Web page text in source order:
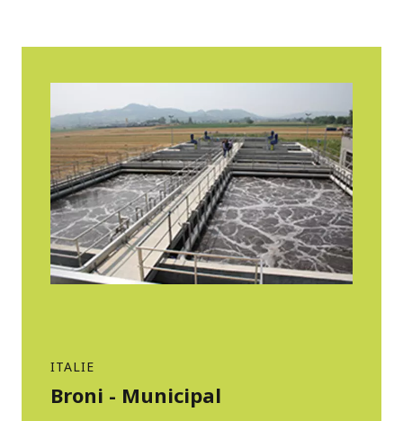
ITALIE
Broni - Municipal